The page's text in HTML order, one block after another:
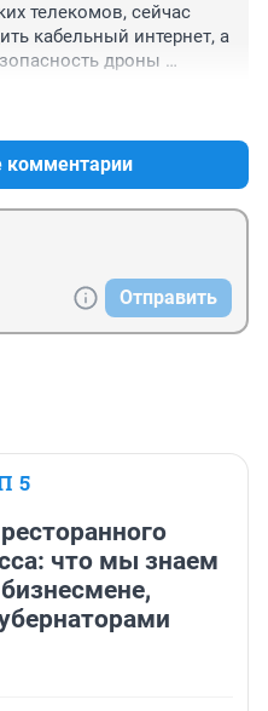
телекомов, сейчас
кабельный интернет, а
дроны
совсем отключили
прошла команда на
А тут не понятно. И
с властями вопрос
услуга в полном
комментарии
Отправить
5
что мы знаем